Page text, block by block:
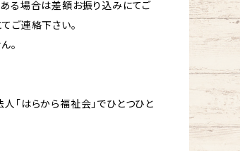
る場合は差額お振り込みにてご
ご連絡下さい。
。
「はらから福祉会」でひとつひと